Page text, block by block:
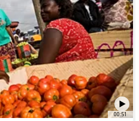
00:51